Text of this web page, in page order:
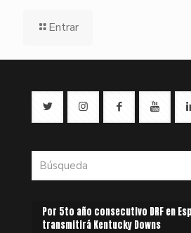
Entrar
Por 5to año consecutivo DRF en
transmitirá Kentucky Downs